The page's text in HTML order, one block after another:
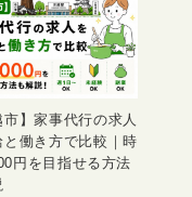
市】家事代行の求人
と働き方で比較｜時
円を目指せる方法